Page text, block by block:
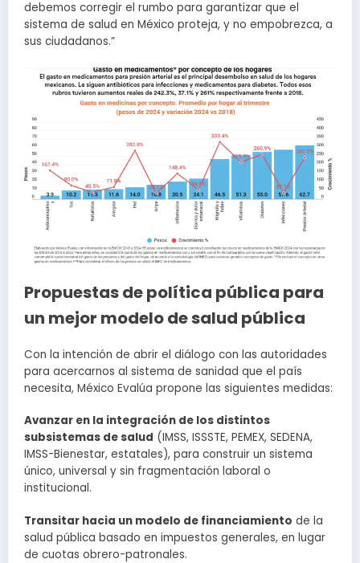
debemos corregir el rumbo para garantizar que el
sistema de salud en México proteja, y no empobrezca, a
sus ciudadanos.”
Propuestas de política pública para
un mejor modelo de salud pública
Con la intención de abrir el diálogo con las autoridades
para acercarnos al sistema de sanidad que el país
necesita, México Evalúa propone las siguientes medidas:
Avanzar en la integración de los distintos
subsistemas de salud (IMSS, ISSSTE, PEMEX, SEDENA,
IMSS-Bienestar, estatales), para construir un sistema
único, universal y sin fragmentación laboral o
institucional.
Transitar hacia un modelo de financiamiento de la
salud pública basado en impuestos generales, en lugar
de cuotas obrero-patronales.